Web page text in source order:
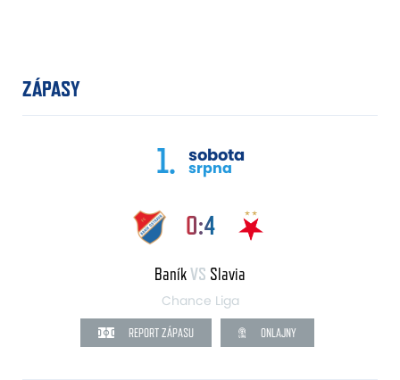
ZÁPASY
1. sobota
srpna
0:4
BaníkVS Slavia
Chance Liga
REPORT ZÁPASU ONLAJNY